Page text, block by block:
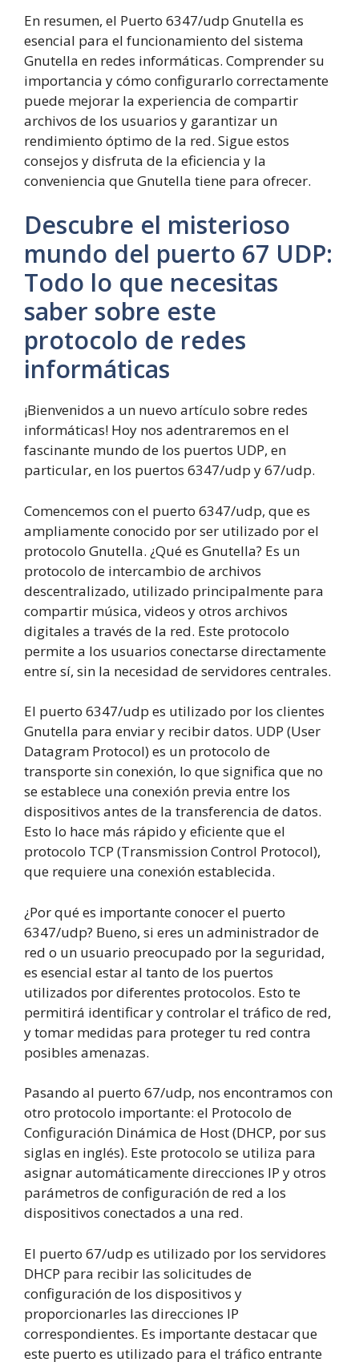
En resumen, el Puerto 6347/udp Gnutella es
esencial para el funcionamiento del sistema
Gnutella en redes informáticas. Comprender su
importancia y cómo configurarlo correctamente
puede mejorar la experiencia de compartir
archivos de los usuarios y garantizar un
rendimiento óptimo de la red. Sigue estos
consejos y disfruta de la eficiencia y la
conveniencia que Gnutella tiene para ofrecer.
Descubre el misterioso
mundo del puerto 67 UDP:
Todo lo que necesitas
saber sobre este
protocolo de redes
informáticas
¡Bienvenidos a un nuevo artículo sobre redes
informáticas! Hoy nos adentraremos en el
fascinante mundo de los puertos UDP, en
particular, en los puertos 6347/udp y 67/udp.
Comencemos con el puerto 6347/udp, que es
ampliamente conocido por ser utilizado por el
protocolo Gnutella. ¿Qué es Gnutella? Es un
protocolo de intercambio de archivos
descentralizado, utilizado principalmente para
compartir música, videos y otros archivos
digitales a través de la red. Este protocolo
permite a los usuarios conectarse directamente
entre sí, sin la necesidad de servidores centrales.
El puerto 6347/udp es utilizado por los clientes
Gnutella para enviar y recibir datos. UDP (User
Datagram Protocol) es un protocolo de
transporte sin conexión, lo que significa que no
se establece una conexión previa entre los
dispositivos antes de la transferencia de datos.
Esto lo hace más rápido y eficiente que el
protocolo TCP (Transmission Control Protocol),
que requiere una conexión establecida.
¿Por qué es importante conocer el puerto
6347/udp? Bueno, si eres un administrador de
red o un usuario preocupado por la seguridad,
es esencial estar al tanto de los puertos
utilizados por diferentes protocolos. Esto te
permitirá identificar y controlar el tráfico de red,
y tomar medidas para proteger tu red contra
posibles amenazas.
Pasando al puerto 67/udp, nos encontramos con
otro protocolo importante: el Protocolo de
Configuración Dinámica de Host (DHCP, por sus
siglas en inglés). Este protocolo se utiliza para
asignar automáticamente direcciones IP y otros
parámetros de configuración de red a los
dispositivos conectados a una red.
El puerto 67/udp es utilizado por los servidores
DHCP para recibir las solicitudes de
configuración de los dispositivos y
proporcionarles las direcciones IP
correspondientes. Es importante destacar que
este puerto es utilizado para el tráfico entrante